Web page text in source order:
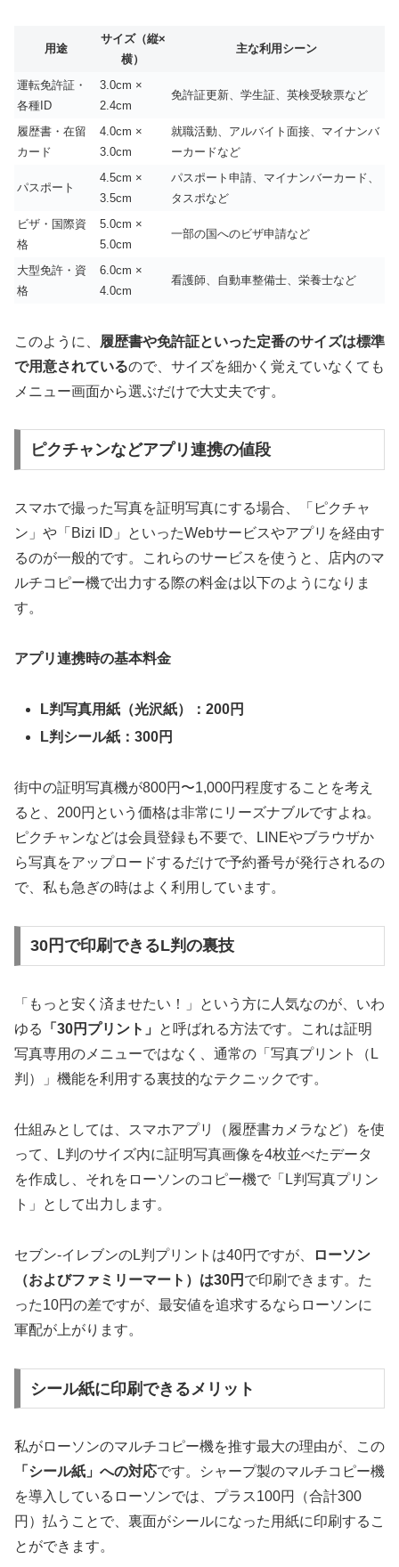
用途
サイズ（縦×
横）
主な利用シーン
運転免許証・
各種ID
3.0cm ×
2.4cm
免許証更新、学生証、英検受験票など
履歴書・在留
カード
4.0cm ×
3.0cm
就職活動、アルバイト面接、マイナンバ
ーカードなど
パスポート
4.5cm ×
3.5cm
パスポート申請、マイナンバーカード、
タスポなど
ビザ・国際資
格
5.0cm ×
5.0cm
一部の国へのビザ申請など
大型免許・資
格
6.0cm ×
4.0cm
看護師、自動車整備士、栄養士など
このように、
履歴書や免許証といった定番のサイズは標準
で用意されているので、サイズを細かく覚えていなくても
メニュー画面から選ぶだけで大丈夫です。
ピクチャンなどアプリ連携の値段
スマホで撮った写真を証明写真にする場合、「ピクチャ
ン」や「Bizi ID」といったWebサービスやアプリを経由す
るのが一般的です。これらのサービスを使うと、店内のマ
ルチコピー機で出力する際の料金は以下のようになりま
す。
アプリ連携時の基本料金
L判写真用紙（光沢紙）：200円
L判シール紙：300円
街中の証明写真機が800円〜1,000円程度することを考え
ると、 200円という価格は非常にリーズナブルですよね。
ピクチャンなどは会員登録も不要で、LINEやブラウザか
ら写真をアップロードするだけで予約番号が発行されるの
で、私も急ぎの時はよく利用しています。
30円で印刷できるL判の裏技
「もっと安く済ませたい！」という方に人気なのが、いわ
ゆる
「30円プリント」
と呼ばれる方法です。これは証明
写真専用のメニューではなく、通常の「写真プリント（L
判）」機能を利用する裏技的なテクニックです。
仕組みとしては、スマホアプリ（履歴書カメラなど）を使
って、L判のサイズ内に証明写真画像を4枚並べたデータ
を作成し、それをローソンのコピー機で「L判写真プリン
ト」として出力します。
セブン-イレブンのL判プリントは40円ですが、
ローソン
（およびファミリーマート）は30円 で印刷できます。た
った10円の差ですが、最安値を追求するならローソンに
軍配が上がります。
シール紙に印刷できるメリット
私がローソンのマルチコピー機を推す最大の理由が、この
「シール紙」への対応です。シャープ製のマルチコピー機
を導入しているローソンでは、プラス100円（合計300
円）払うことで、裏面がシールになった用紙に印刷するこ
とができます。